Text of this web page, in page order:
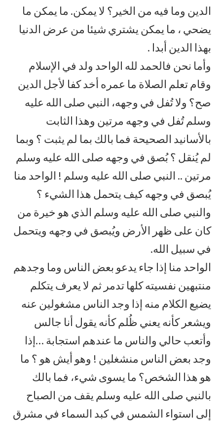
الدين وما فيه من الخير؟ لا يمكن. ما يمكن ما
يضحي ، ما يمكن يشتري شيئا من عرض الدنيا
بهذا الدين أبدا .
وأما نحن فالحمد لله الواحد ولد في الإسلام
وقام تعلم الصلاة ما عمره أخد كفا لأجل الدين
صح؟ ولا تُفل في وجهه، النبي صلى الله عليه
وسلم تُفل في وجهه مرتين وهذا الثابت
بالأسانيد الصحيحة فما بالك بما لم يثبت ؟ وبما
لم يُنقل ؟ بُصق في وجهه صلى الله عليه وسلم
مرتين .. النبي صلى الله عليه وسلم ! الواحد منا
يُبصق في وجهه كيف يتحمل هذا الشيء ؟
والنبي صلى الله عليه وسلم الذي هو خيرة من
كان على ظهر الأرض ويُبصق في وجهه ويتحمل
في سبيل الله.
الواحد منا إذا جاء يدعو بعض الناس وما وجدهم
منتبهين نفسيته كلها تدمر ثم لا يعرف يتكلم
يضيع الكلام منه إذا وجد الناس مشغولين عنه
ويشعر كأنه يعني ظُلم كأنه يقول أنا جالس
وأتعب حالي والناس ما عندهم استجابة …إذا
وجد بعض الناس منشغلين ! وهو أيش هو ؟ ما
هو هذا الشخص؟ ما يسوى شيء، فما بالك
بالنبي صلى الله عليه وسلم يقف من الصباح
إلى استواء الشمس في كبد السماء في مشرق